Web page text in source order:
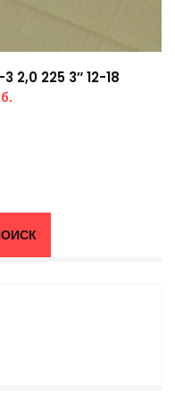
2,0 225 3″ 12-18